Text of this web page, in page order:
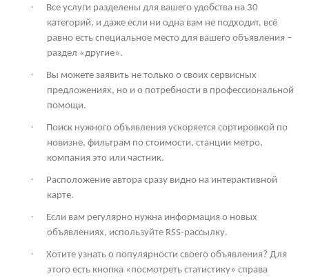
·
Все услуги разделены для вашего удобства на 30
категорий, и даже если ни одна вам не подходит, всё
равно есть специальное место для вашего объявления –
раздел «другие».
·
Вы можете заявить не только о своих сервисных
предложениях, но и о потребности в профессиональной
помощи.
·
Поиск нужного объявления ускоряется сортировкой по
новизне, фильтрам по стоимости, станции метро,
компания это или частник.
·
Расположение автора сразу видно на интерактивной
карте.
·
Если вам регулярно нужна информация о новых
объявлениях, используйте RSS-рассылку.
·
Хотите узнать о популярности своего объявления? Для
этого есть кнопка «посмотреть статистику» справа